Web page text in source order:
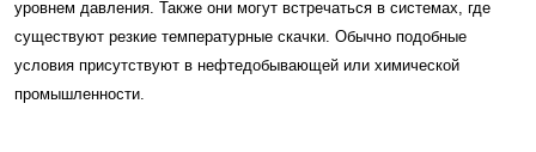
уровнем давления. Также они могут встречаться в системах, где
существуют резкие температурные скачки. Обычно подобные
условия присутствуют в нефтедобывающей или химической
промышленности.